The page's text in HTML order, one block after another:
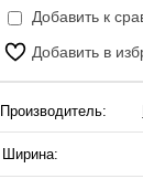
Добавить к
Добавить в
Производитель:
Ширина: